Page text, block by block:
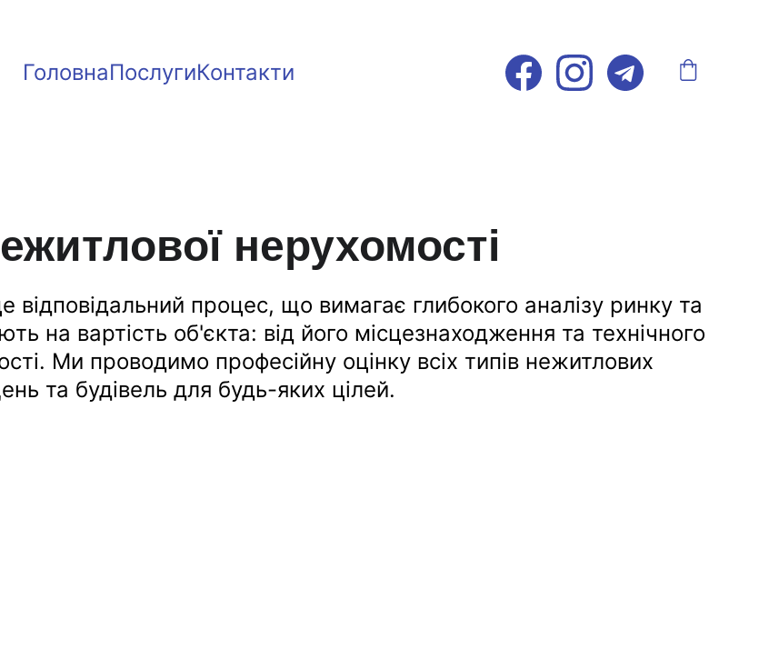
ГоловнаПослугиКонтакти
нерухомості
відповідальний процес, що вимагає глибокого аналізу ринку та
на вартість об'єкта: від його місцезнаходження та технічного
Ми проводимо професійну оцінку всіх типів нежитлових
та будівель для будь-яких цілей.